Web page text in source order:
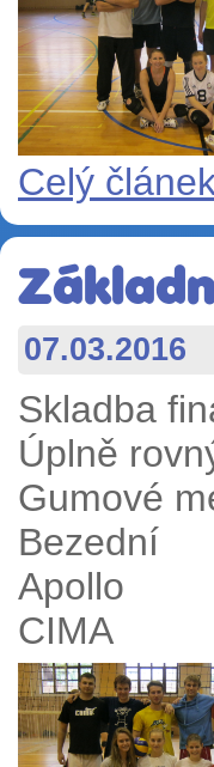
Celý
07.03.2016
Skladba
Úplně
Gumové
Bezední
Apollo
CIMA